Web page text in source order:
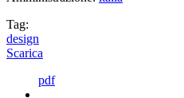
Tag:
design
Scarica
pdf